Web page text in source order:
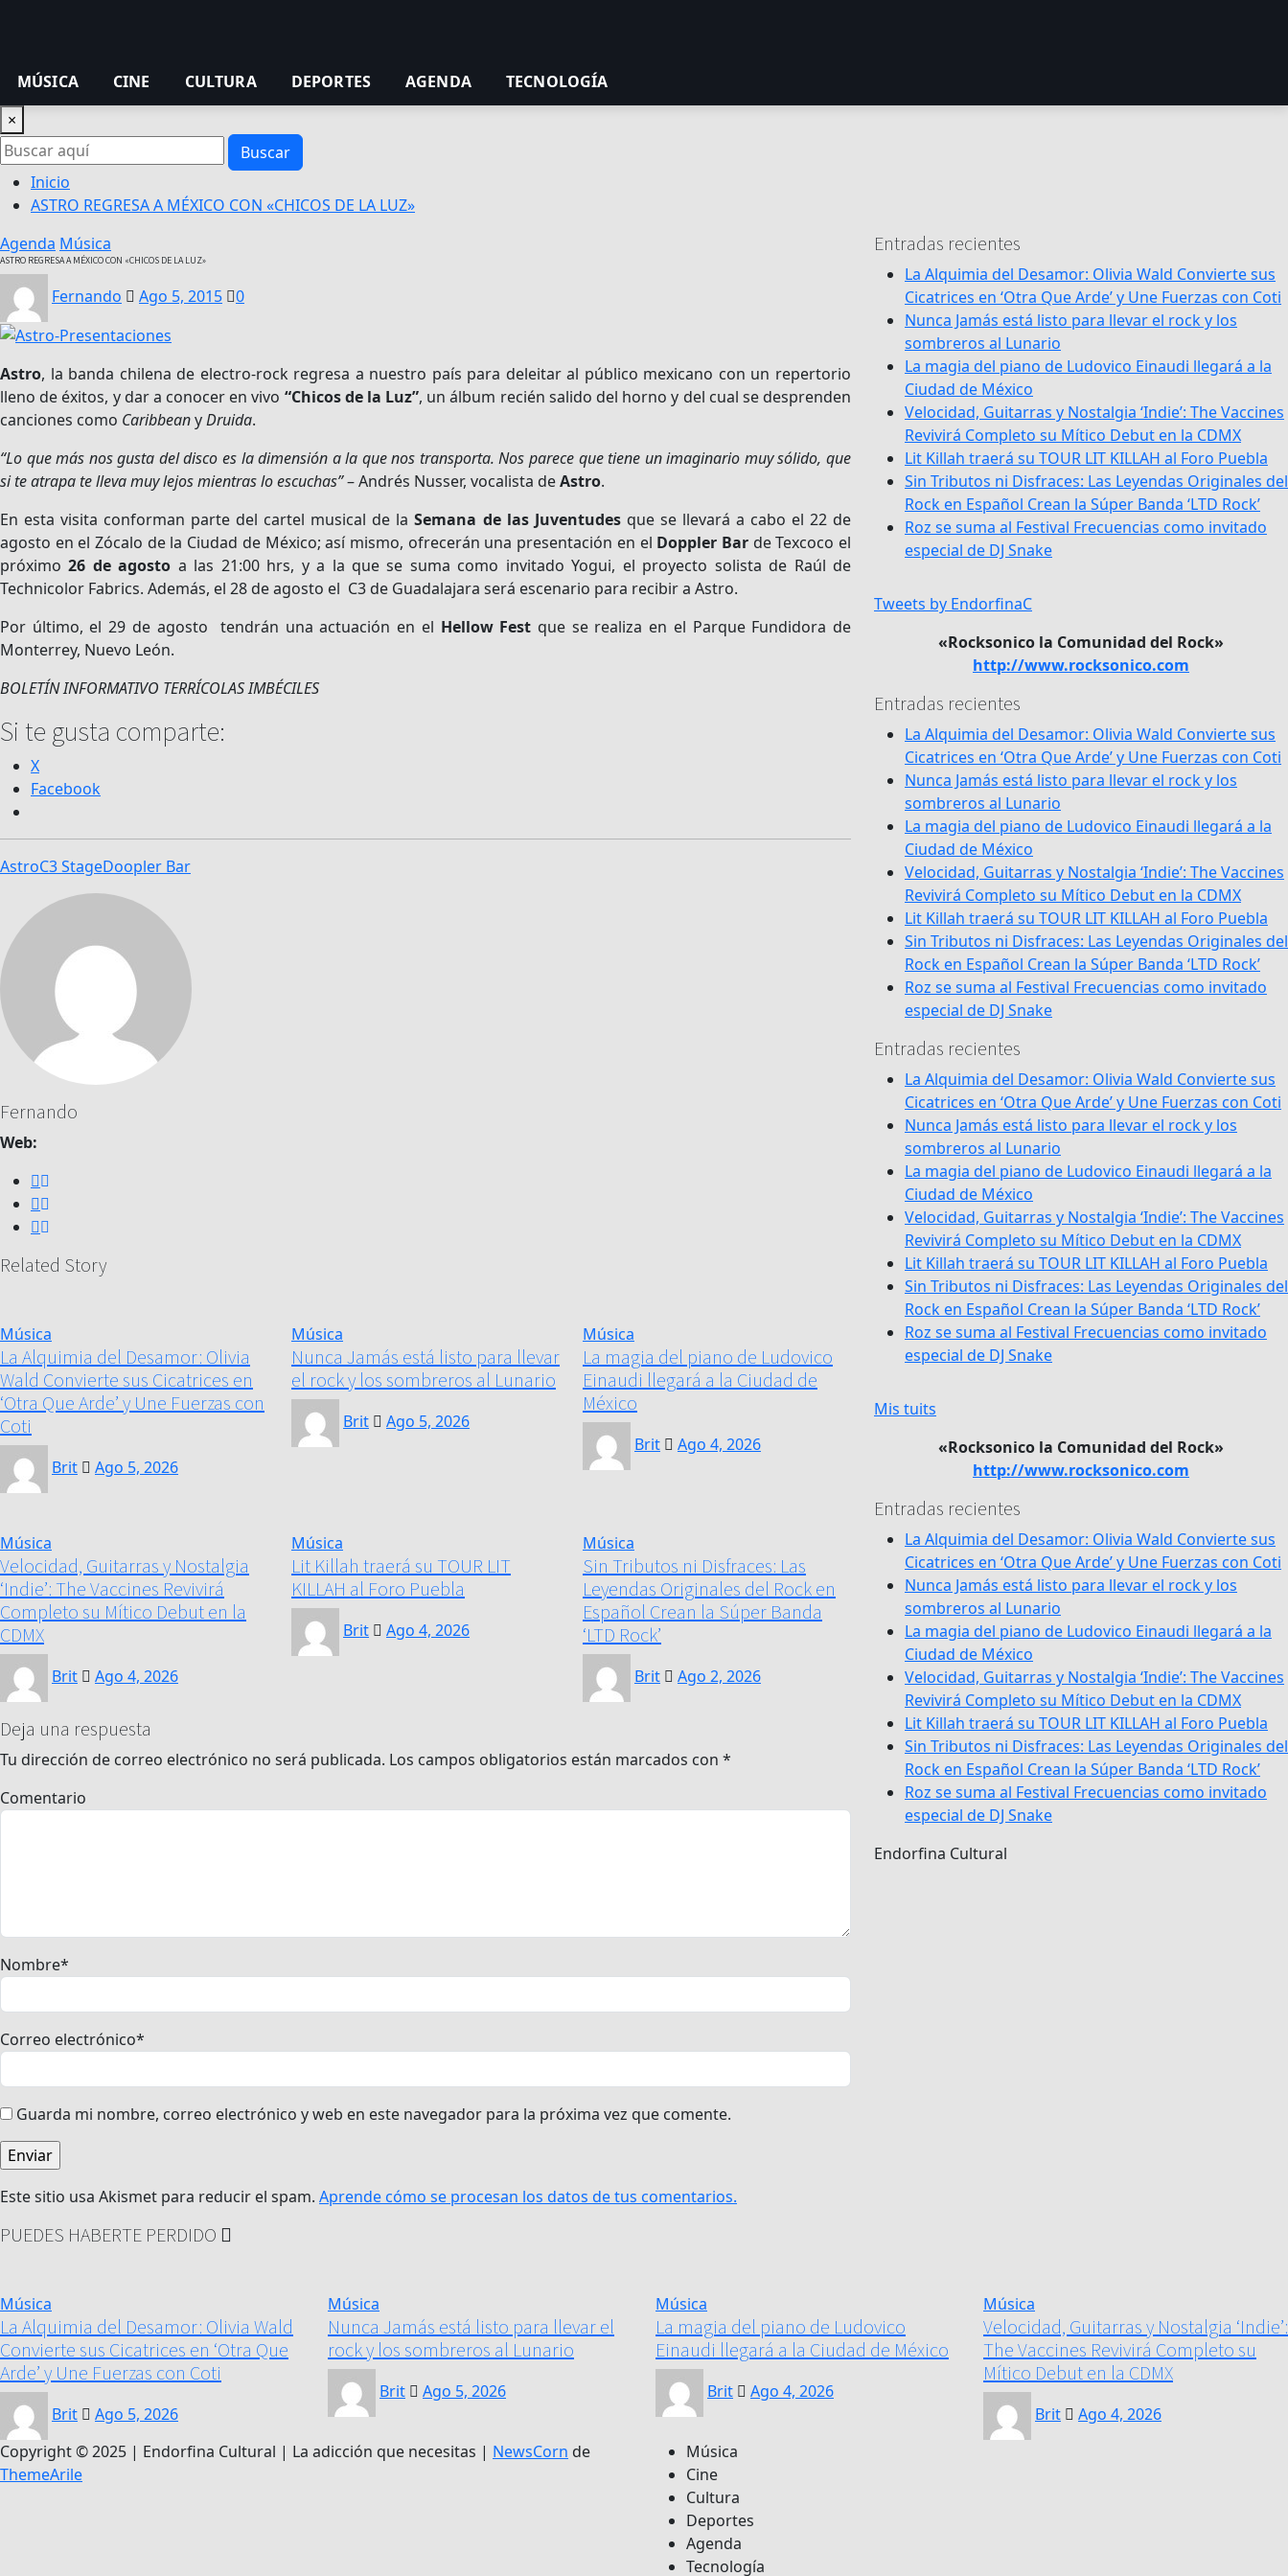
MÚSICA CINE CULTURA DEPORTES AGENDA
TECNOLOGÍA
×
Buscar
Inicio
ASTRO REGRESA A MÉXICO CON «CHICOS DE LA LUZ»
Agenda Música
ASTRO REGRESA A MÉXICO CON «CHICOS DE LA LUZ»
Fernando Ago 5, 2015 0
Astro, la banda chilena de electro-rock regresa a nuestro país para deleitar al público mexicano con un repertorio
lleno de éxitos, y dar a conocer en vivo “Chicos de la Luz”, un álbum recién salido del horno y del cual se desprenden
canciones como CaribbeanyDruida.
“Lo que más nos gusta del disco es la dimensión a la que nos transporta. Nos parece que tiene un imaginario muy sólido, que
si te atrapa te lleva muy lejos mientras lo escuchas”– Andrés Nusser, vocalista deAstro.
En esta visita conforman parte del cartel musical de laSemana de las Juventudesque se llevará a cabo el 22 de
agosto en el Zócalo de la Ciudad de México; así mismo, ofrecerán una presentación en el Doppler Barde Texcoco el
próximo26 de agosto a las 21:00 hrs, y a la que se suma como invitado Yogui, el proyecto solista de Raúl de
Technicolor Fabrics. Además, el 28 de agosto el C3 de Guadalajara será escenario para recibir a Astro.
Por último, el 29 de agosto tendrán una actuación en el Hellow Fest que se realiza en el Parque Fundidora de
Monterrey, Nuevo León.
BOLETÍN INFORMATIVO TERRÍCOLAS IMBÉCILES
Si te gusta comparte:
X
Facebook
AstroC3 StageDoopler Bar
Fernando
Web:
Related Story
Música
La Alquimia del Desamor: Olivia
Wald Convierte sus Cicatrices en
‘Otra Que Arde’ y Une Fuerzas con
Coti
Brit Ago 5, 2026
Música
Nunca Jamás está listo para llevar
el rock y los sombreros al Lunario
Brit Ago 5, 2026
Música
La magia del piano de Ludovico
Einaudi llegará a la Ciudad de
México
Brit Ago 4, 2026
Música
Velocidad, Guitarras y Nostalgia
‘Indie’: The Vaccines Revivirá
Completo su Mítico Debut en la
CDMX
Brit Ago 4, 2026
Música
Lit Killah traerá su TOUR LIT
KILLAH al Foro Puebla
Brit Ago 4, 2026
Música
Sin Tributos ni Disfraces: Las
Leyendas Originales del Rock en
Español Crean la Súper Banda
‘LTD Rock’
Brit Ago 2, 2026
Deja una respuesta
Tu dirección de correo electrónico no será publicada. Los campos obligatorios están marcados con *
Comentario
Nombre*
Correo electrónico*
Guarda mi nombre, correo electrónico y web en este navegador para la próxima vez que comente.
Este sitio usa Akismet para reducir el spam. Aprende cómo se procesan los datos de tus comentarios.
Entradas recientes
La Alquimia del Desamor: Olivia Wald Convierte sus
Cicatrices en ‘Otra Que Arde’ y Une Fuerzas con Coti
Nunca Jamás está listo para llevar el rock y los
sombreros al Lunario
La magia del piano de Ludovico Einaudi llegará a la
Ciudad de México
Velocidad, Guitarras y Nostalgia ‘Indie’: The Vaccines
Revivirá Completo su Mítico Debut en la CDMX
Lit Killah traerá su TOUR LIT KILLAH al Foro Puebla
Sin Tributos ni Disfraces: Las Leyendas Originales del
Rock en Español Crean la Súper Banda ‘LTD Rock’
Roz se suma al Festival Frecuencias como invitado
especial de DJ Snake
Tweets by EndorfinaC
«Rocksonico la Comunidad del Rock»
http://www.rocksonico.com
Entradas recientes
La Alquimia del Desamor: Olivia Wald Convierte sus
Cicatrices en ‘Otra Que Arde’ y Une Fuerzas con Coti
Nunca Jamás está listo para llevar el rock y los
sombreros al Lunario
La magia del piano de Ludovico Einaudi llegará a la
Ciudad de México
Velocidad, Guitarras y Nostalgia ‘Indie’: The Vaccines
Revivirá Completo su Mítico Debut en la CDMX
Lit Killah traerá su TOUR LIT KILLAH al Foro Puebla
Sin Tributos ni Disfraces: Las Leyendas Originales del
Rock en Español Crean la Súper Banda ‘LTD Rock’
Roz se suma al Festival Frecuencias como invitado
especial de DJ Snake
Entradas recientes
La Alquimia del Desamor: Olivia Wald Convierte sus
Cicatrices en ‘Otra Que Arde’ y Une Fuerzas con Coti
Nunca Jamás está listo para llevar el rock y los
sombreros al Lunario
La magia del piano de Ludovico Einaudi llegará a la
Ciudad de México
Velocidad, Guitarras y Nostalgia ‘Indie’: The Vaccines
Revivirá Completo su Mítico Debut en la CDMX
Lit Killah traerá su TOUR LIT KILLAH al Foro Puebla
Sin Tributos ni Disfraces: Las Leyendas Originales del
Rock en Español Crean la Súper Banda ‘LTD Rock’
Roz se suma al Festival Frecuencias como invitado
especial de DJ Snake
Mis tuits
«Rocksonico la Comunidad del Rock»
http://www.rocksonico.com
Entradas recientes
La Alquimia del Desamor: Olivia Wald Convierte sus
Cicatrices en ‘Otra Que Arde’ y Une Fuerzas con Coti
Nunca Jamás está listo para llevar el rock y los
sombreros al Lunario
La magia del piano de Ludovico Einaudi llegará a la
Ciudad de México
Velocidad, Guitarras y Nostalgia ‘Indie’: The Vaccines
Revivirá Completo su Mítico Debut en la CDMX
Lit Killah traerá su TOUR LIT KILLAH al Foro Puebla
Sin Tributos ni Disfraces: Las Leyendas Originales del
Rock en Español Crean la Súper Banda ‘LTD Rock’
Roz se suma al Festival Frecuencias como invitado
especial de DJ Snake
Endorfina Cultural
PUEDES HABERTE PERDIDO
Música
La Alquimia del Desamor: Olivia Wald
Convierte sus Cicatrices en ‘Otra Que
Arde’ y Une Fuerzas con Coti
Brit Ago 5, 2026
Música
Nunca Jamás está listo para llevar el
rock y los sombreros al Lunario
Brit Ago 5, 2026
Música
La magia del piano de Ludovico
Einaudi llegará a la Ciudad de México
Brit Ago 4, 2026
Música
Velocidad, Guitarras y Nostalgia ‘Indie’:
The Vaccines Revivirá Completo su
Mítico Debut en la CDMX
Brit
Ago 4, 2026
Copyright © 2025 | Endorfina Cultural | La adicción que necesitas | NewsCorn de
ThemeArile
Música
Cine
Cultura
Deportes
Agenda
Tecnología